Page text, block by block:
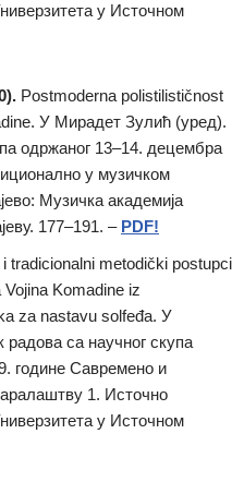
у Источном
Postmoderna polistilističnost
У Мирадет Зулић (уред).
одржаног 13–14. децембра
у музичком
Музичка академија
177–191. – PDF!
tradicionalni metodički postupci
Komadine iz
za nastavu solfeđa. У
са научног скупа
године Савремено и
1. Источно
у Источном